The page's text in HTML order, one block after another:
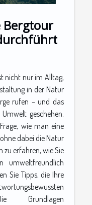
nicht nur im Alltag,
in der Natur
rufen – und das
geschehen.
wie man eine
dabei die Natur
zu erfahren, wie Sie
umweltfreundlich
Sie Tipps, die Ihre
Grundlagen